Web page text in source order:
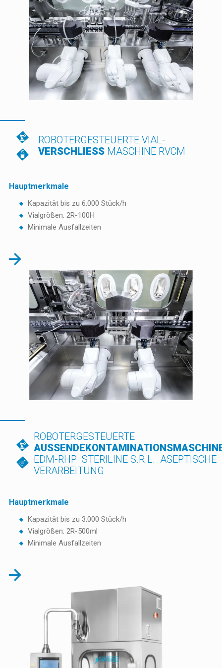
ROBOTERGESTEUERTE VIAL-
VERSCHLIESS
MASCHINE RVCM
Hauptmerkmale
Kapazität bis zu 6.000 Stück/h
Vialgrößen: 2R-100H
Minimale Ausfallzeiten
ROBOTERGESTEUERTE
AUSSENDEKONTAMINATIONSMASCHINE
EDM-RHP  STERILINE S.R.L.  ASEPTISCHE
VERARBEITUNG
Hauptmerkmale
Kapazität bis zu 3.000 Stück/h
Vialgrößen: 2R-500ml
Minimale Ausfallzeiten